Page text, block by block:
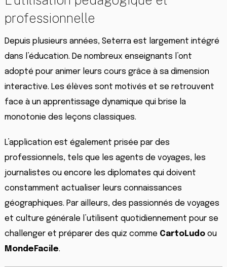
professionnelle
Depuis plusieurs années, Seterra est largement intégré
dans l’éducation. De nombreux enseignants l’ont
adopté pour animer leurs cours grâce à sa dimension
interactive. Les élèves sont motivés et se retrouvent
face à un apprentissage dynamique qui brise la
monotonie des leçons classiques.
L’application est également prisée par des
professionnels, tels que les agents de voyages, les
journalistes ou encore les diplomates qui doivent
constamment actualiser leurs connaissances
géographiques. Par ailleurs, des passionnés de voyages
et culture générale l’utilisent quotidiennement pour se
challenger et préparer des quiz comme CartoLudoou
MondeFacile.